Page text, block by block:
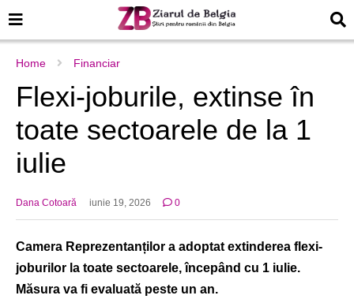
Home Financiar
Flexi-joburile, extinse în
toate sectoarele de la 1
iulie
Dana Cotoară iunie 19, 2026 0
Camera Reprezentanților a adoptat extinderea flexi-
joburilor la toate sectoarele, începând cu 1 iulie.
Măsura va fi evaluată peste un an.